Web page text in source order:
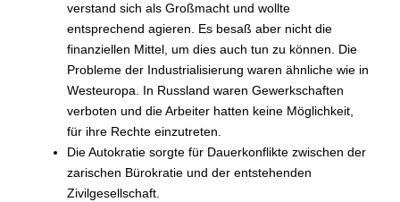
verstand sich als Großmacht und wollte
entsprechend agieren. Es besaß aber nicht die
finanziellen Mittel, um dies auch tun zu können. Die
Probleme der Industrialisierung waren ähnliche wie in
Westeuropa. In Russland waren Gewerkschaften
verboten und die Arbeiter hatten keine Möglichkeit,
für ihre Rechte einzutreten.
Die Autokratie sorgte für Dauerkonflikte zwischen der
zarischen Bürokratie und der entstehenden
Zivilgesellschaft.